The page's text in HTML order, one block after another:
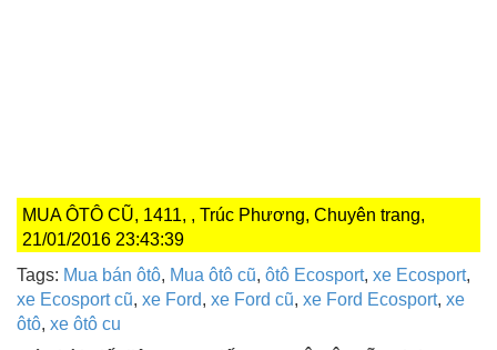
MUA ÔTÔ CŨ, 1411, , Trúc Phương, Chuyên trang,
21/01/2016 23:43:39
Tags: Mua bán ôtô, Mua ôtô cũ, ôtô Ecosport, xe Ecosport,
xe Ecosport cũ, xe Ford, xe Ford cũ, xe Ford Ecosport, xe
ôtô, xe ôtô cu